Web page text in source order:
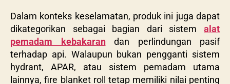
Dalam konteks keselamatan, produk ini juga dapat
dikategorikan sebagai bagian dari sistem alat
pemadam kebakarandan perlindungan pasif
terhadap api. Walaupun bukan pengganti sistem
hydrant, APAR, atau sistem pemadam utama
lainnya, fire blanket roll tetap memiliki nilai penting